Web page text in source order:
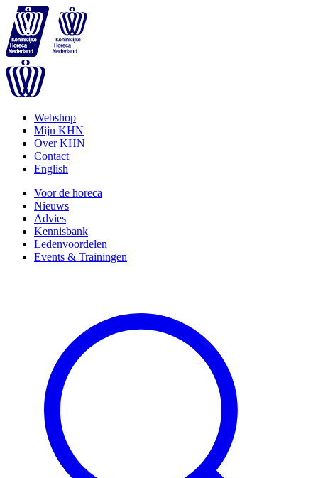
Webshop
Mijn KHN
Over KHN
Contact
English
Voor de horeca
Nieuws
Advies
Kennisbank
Ledenvoordelen
Events & Trainingen